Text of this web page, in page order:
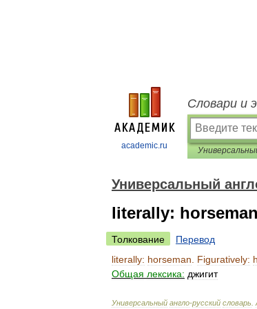
academic.ru
Словари и
Универсальный
literally:
Толкование
Перевод
literally: horseman Figuratively:
Общая лексика: джигит
Универсальный англо-русский словарь